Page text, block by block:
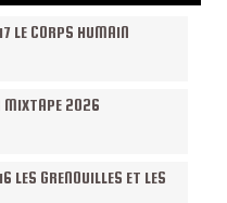
LE CORPS HUMAIN
MIXTAPE 2026
GRENOUILLES ET LES